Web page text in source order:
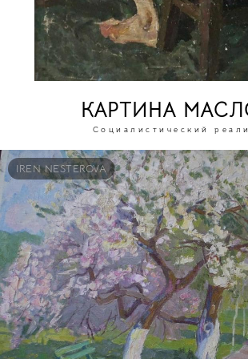
КАРТИНА
Социалистический
IREN NESTEROVA